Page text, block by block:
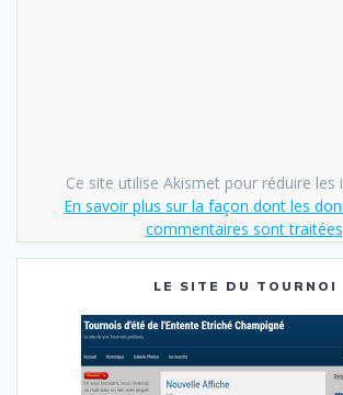
Ce site utilise Akismet pour réduire les
En savoir plus sur la façon dont les
commentaires sont traitées
LE SITE DU TOURNOI